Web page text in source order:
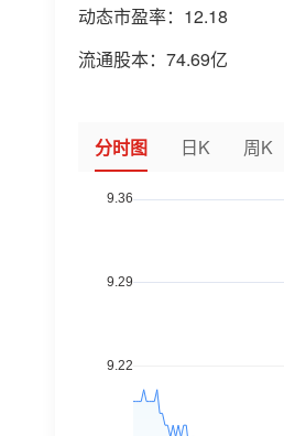
动态市盈率： 12.18
流通股本： 74.69亿
分时图 日K 周K